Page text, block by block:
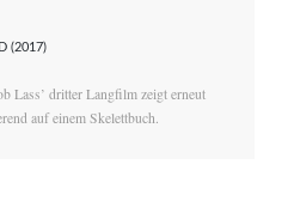
(2017)
Lass’ dritter Langfilm zeigt erneut
auf einem Skelettbuch.